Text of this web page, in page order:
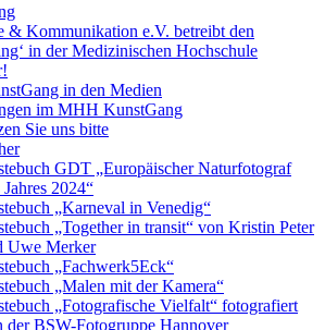
& Kommunikation e.V. betreibt den
in der Medizinischen Hochschule
in den Medien
im MHH KunstGang
Sie uns bitte
GDT „Europäischer Naturfotograf
Jahres 2024“
„Karneval in Venedig“
„Together in transit“ von Kristin Peter
Uwe Merker
„Fachwerk5Eck“
„Malen mit der Kamera“
„Fotografische Vielfalt“ fotografiert
der BSW-Fotogruppe Hannover